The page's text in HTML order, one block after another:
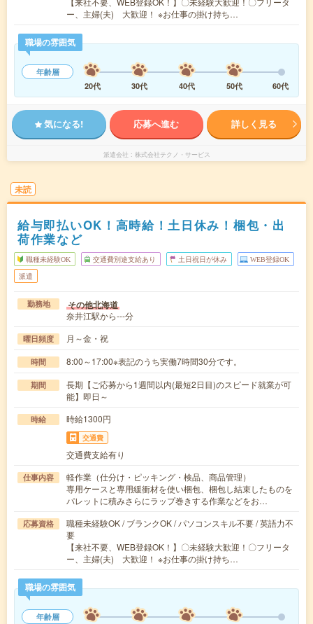
ー、主婦(夫) 大歓迎！ ※お仕事の掛け持ち…
職場の雰囲気
年齢層
20代
30代 40代 50代 60代
気になる! 応募へ進む 詳しく見る
派遣会社 株式会社テクノ・サービス
未読
給与即払いOK！高時給！土日休み！梱包・出
荷作業など
職種未経験OK 交通費別途支給あり 土日祝日が休み WEB登録OK
派遣
勤務地 その他北海道
奈井江駅から---分
曜日頻度 月～金・祝
時間 8:00～17:00※表記のうち実働7時間30分です。
期間
長期【ご応募から1週間以内(最短2日目)のスピード就業が可
能】即日～
時給 時給1300円
交通費
交通費支給有り
仕事内容
軽作業（仕分け・ピッキング・検品、商品管理）
専用ケースと専用緩衝材を使い梱包、梱包し結束したものを
パレットに積みさらにラップ巻きする作業などをお…
応募資格
職種未経験OK / ブランクOK / パソコンスキル不要 / 英語力不
要
【来社不要、WEB登録OK！】〇未経験大歓迎！〇フリータ
ー、主婦(夫) 大歓迎！ ※お仕事の掛け持ち…
職場の雰囲気
年齢層